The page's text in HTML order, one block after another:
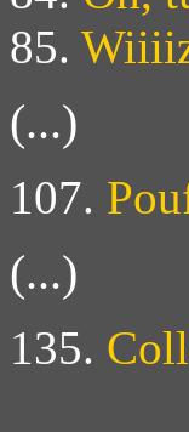
85.
(...)
107.
(...)
135.